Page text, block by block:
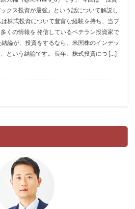
クス投資が最強』という話について解説し
株式投資について豊富な経験を持ち、当ブ
くの情報を 発信しているベテラン投資家で
論が、投資をするなら、米国株のインデッ
という結論です。 長年、株式投資につ […]